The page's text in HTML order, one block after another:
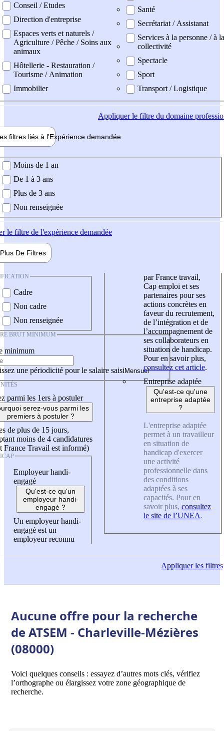
Conseil / Etudes
Direction d'entreprise
Espaces verts et naturels /
Agriculture / Pêche / Soins aux
animaux
Hôtellerie - Restauration /
Tourisme / Animation
Immobilier
Santé
Secrétariat / Assistanat
Services à la personne / à la
collectivité
Spectacle
Sport
Transport / Logistique
Appliquerle filtre du domaine
filtres liés à l'Expérience demandée
demandée
Moins de 1 an
De 1 à 3 ans
Plus de 3 ans
Non renseignée
le filtre de l'expérience demandée
Plus De Filtres
Cadre
Non cadre
Non renseignée
BRUT MINIMUM
minimum
une périodicité pour le salaire saisi
parmi les 1ers à postuler
serez-vous parmi les
premiers à postuler ?
de plus de 15 jours,
moins de 4 candidatures
France Travail est informé)
Employeur handi-
engagé
Qu'est-ce qu'un
employeur handi-
engagé ?
Un employeur handi-
engagé est un
employeur reconnu
par France travail,
Cap emploi et ses
partenaires pour ses
actions concrètes en
faveur du recrutement,
de l’intégration et de
l’accompagnement de
ses collaborateurs en
situation de handicap.
Pour en savoir plus,
consultez cet article.
Entreprise adaptée
Qu'est-ce qu'une
entreprise adaptée
?
L'entreprise adaptée
permet à un travailleur
en situation de
handicap d'exercer
une activité
professionnelle dans
des conditions
adaptées à ses
capacités. Pour en
savoir plus, consultez
le site de l’UNEA.
Appliquerles filtres
Aucune offre pour la recherche
de ATSEM - Charleville-Mézières
(08000)
Voici quelques conseils : essayez d’autres mots clés, vérifiez
l’orthographe ou élargissez votre zone géographique de
recherche.